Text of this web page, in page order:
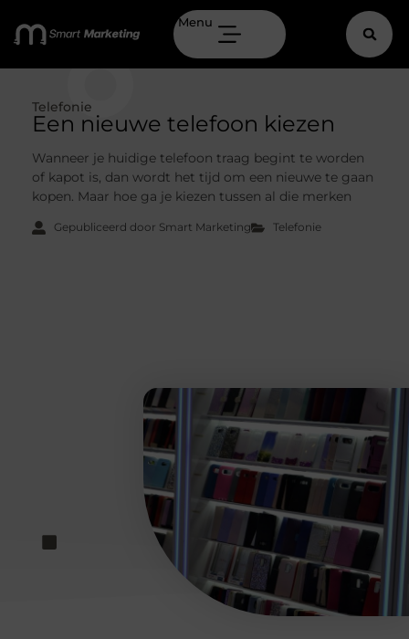
Menu
Telefonie
Een nieuwe telefoon kiezen
Wanneer je huidige telefoon traag begint te worden
of kapot is, dan wordt het tijd om een nieuwe te gaan
kopen. Maar hoe ga je kiezen tussen al die merken
Gepubliceerd door Smart Marketing Telefonie